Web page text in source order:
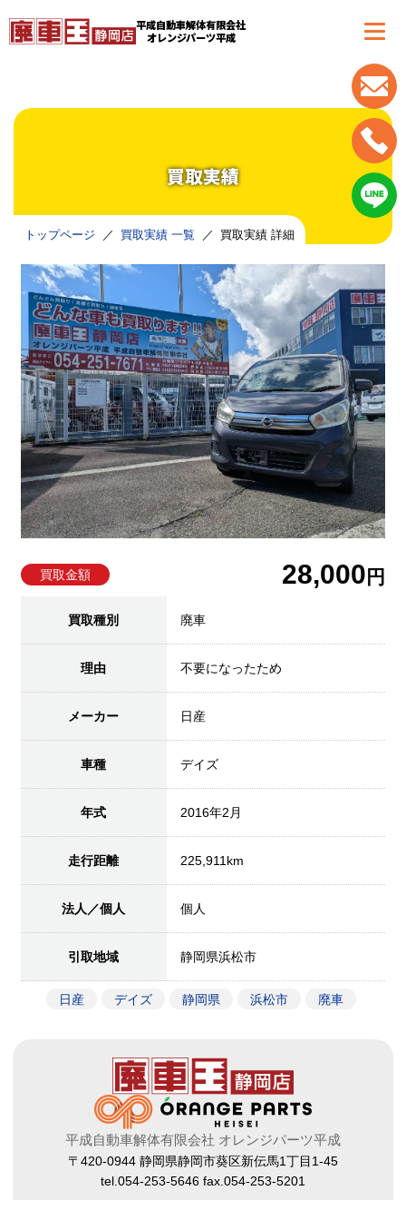
平成自動車解体有限会社
オレンジパーツ平成
買取実績
トップページ 買取実績 一覧 買取実績 詳細
買取金額 28,000 円
買取種別 廃車
理由 不要になったため
メーカー 日産
車種 デイズ
年式 2016年2月
走行距離 225,911km
法人／個人 個人
引取地域 静岡県浜松市
日産 デイズ 静岡県 浜松市 廃車
平成自動車解体有限会社 オレンジパーツ平成
〒420-0944 静岡県静岡市葵区新伝馬1丁目1-45
tel.054-253-5646 fax.054-253-5201